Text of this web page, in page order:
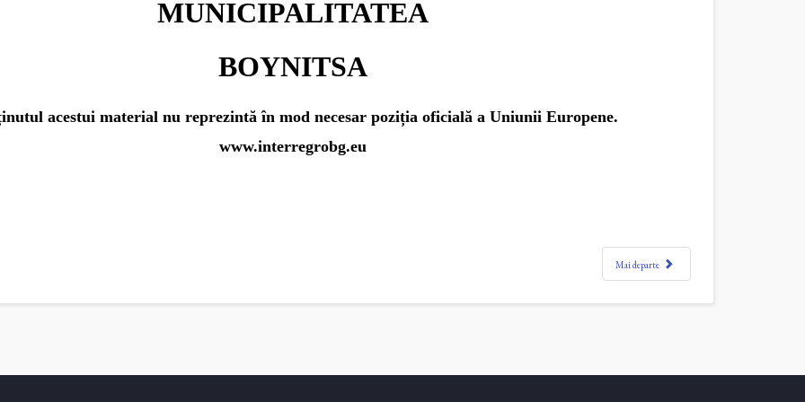
MUNICIPALITATEA
BOYNITSA
acestui material nu reprezintă în mod necesar poziția oficială a Uniunii Europene.
www.interregrobg.eu
Mai departe